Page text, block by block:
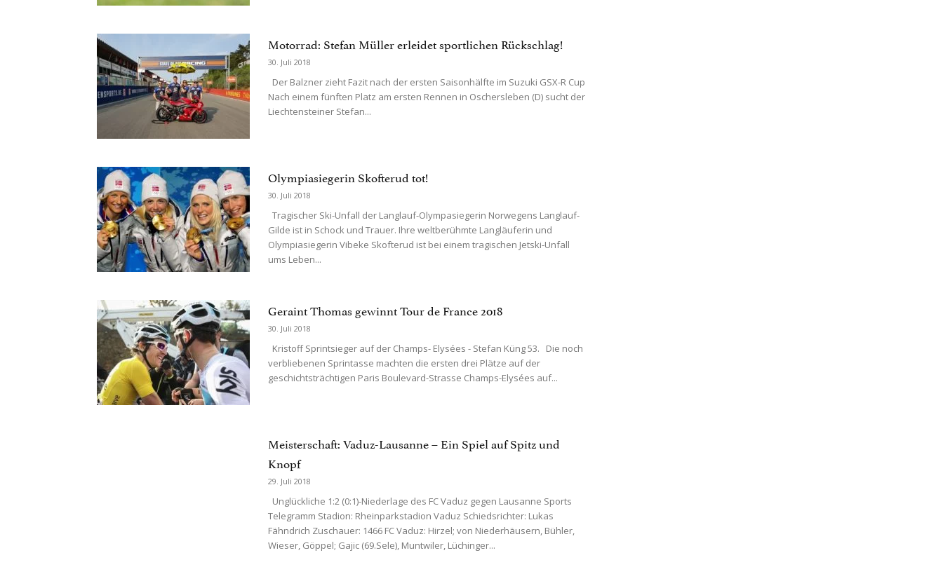
Motorrad: Stefan Müller erleidet sportlichen Rückschlag!
30. Juli 2018
Der Balzner zieht Fazit nach der ersten Saisonhälfte im Suzuki GSX-R Cup
Nach einem fünften Platz am ersten Rennen in Oschersleben (D) sucht der
Liechtensteiner Stefan...
Olympiasiegerin Skofterud tot!
30. Juli 2018
Tragischer Ski-Unfall der Langlauf-Olympasiegerin Norwegens Langlauf-
Gilde ist in Schock und Trauer. Ihre weltberühmte Langläuferin und
Olympiasiegerin Vibeke Skofterud ist bei einem tragischen Jetski-Unfall
ums Leben...
Geraint Thomas gewinnt Tour de France 2018
30. Juli 2018
Kristoff Sprintsieger auf der Champs- Elysées - Stefan Küng 53. Die noch
verbliebenen Sprintasse machten die ersten drei Plätze auf der
geschichtsträchtigen Paris Boulevard-Strasse Champs-Elysées auf...
Meisterschaft: Vaduz-Lausanne – Ein Spiel auf Spitz und
Knopf
29. Juli 2018
Unglückliche 1:2 (0:1)-Niederlage des FC Vaduz gegen Lausanne Sports
Telegramm Stadion: Rheinparkstadion Vaduz Schiedsrichter: Lukas
Fähndrich Zuschauer: 1466 FC Vaduz: Hirzel; von Niederhäusern, Bühler,
Wieser, Göppel; Gajic (69.Sele), Muntwiler, Lüchinger...